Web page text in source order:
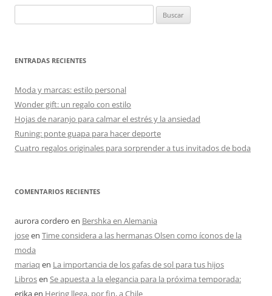
ENTRADAS RECIENTES
Moda y marcas: estilo personal
Wonder gift: un regalo con estilo
Hojas de naranjo para calmar el estrés y la ansiedad
Runing: ponte guapa para hacer deporte
Cuatro regalos originales para sorprender a tus invitados de boda
COMENTARIOS RECIENTES
aurora cordero en Bershka en Alemania
joseen Time considera a las hermanas Olsen como íconos de la
moda
mariaq en La importancia de los gafas de sol para tus hijos
Librosen Se apuesta a la elegancia para la próxima temporada:
erikaen Hering llega, por fin, a Chile